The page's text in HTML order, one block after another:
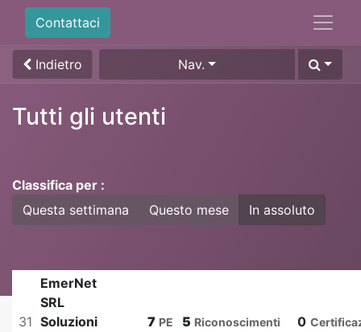
Contattaci
Indietro Nav.
Tutti gli utenti
Classifica per :
Questa settimana
Questo mese In assoluto
31
EmerNet
SRL
Soluzioni
7 PE 5 Riconoscimenti 0